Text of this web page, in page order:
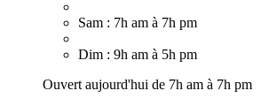
Sam : 7h am à 7h pm
Dim : 9h am à 5h pm
Ouvert aujourd'hui de 7h am à 7h pm